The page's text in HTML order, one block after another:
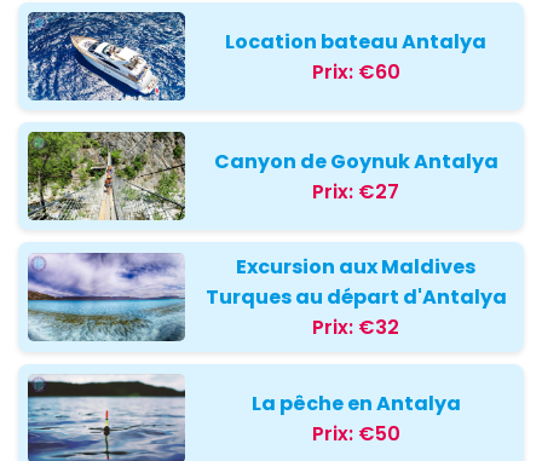
Location bateau Antalya
Prix: €60
Canyon de Goynuk Antalya
Prix: €27
Excursion aux Maldives
Turques au départ d'Antalya
Prix: €32
La pêche en Antalya
Prix: €50